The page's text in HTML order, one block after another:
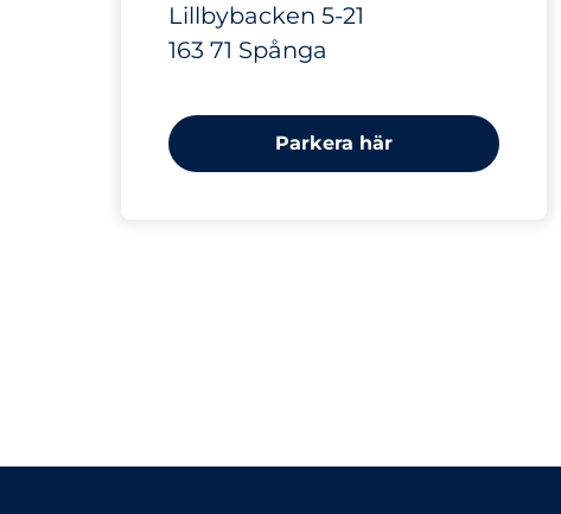
Lillbybacken 5-21
163 71 Spånga
Parkera här